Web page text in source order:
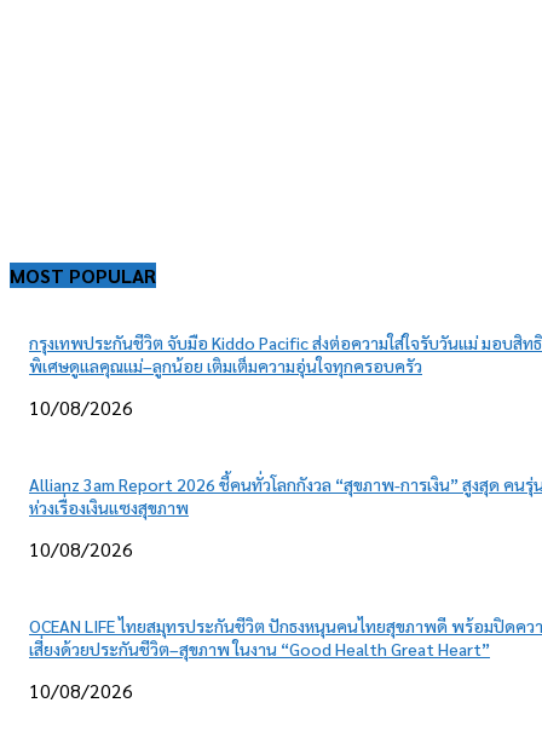
MOST POPULAR
กรุงเทพประกันชีวิต จับมือ Kiddo Pacific ส่งต่อความใส่ใจรับวันแม่ มอบสิทธิ
พิเศษดูแลคุณแม่–ลูกน้อย เติมเต็มความอุ่นใจทุกครอบครัว
10/08/2026
Allianz 3am Report 2026 ชี้คนทั่วโลกกังวล “สุขภาพ-การเงิน” สูงสุด คนรุ่
ห่วงเรื่องเงินแซงสุขภาพ
10/08/2026
OCEAN LIFE ไทยสมุทรประกันชีวิต ปักธงหนุนคนไทยสุขภาพดี พร้อมปิดคว
เสี่ยงด้วยประกันชีวิต–สุขภาพ ในงาน “Good Health Great Heart”
10/08/2026